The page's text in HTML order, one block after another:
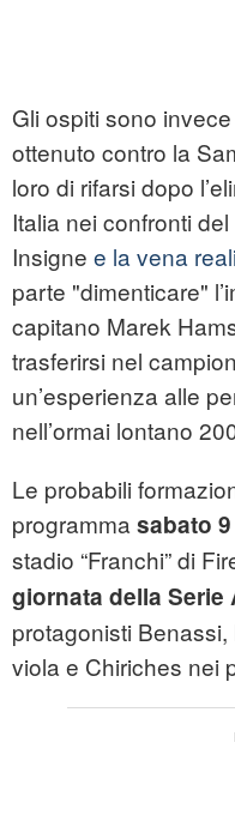
Gli ospiti sono
ottenuto contro la
loro di rifarsi dopo
Italia nei confronti
Insigne e la vena
parte "dimenticare"
capitano Marek
trasferirsi nel
un’esperienza alle
nell’ormai lontano
Le probabili
programma sabato
stadio “Franchi” di
giornata della Serie
protagonisti
viola e Chiriches nei